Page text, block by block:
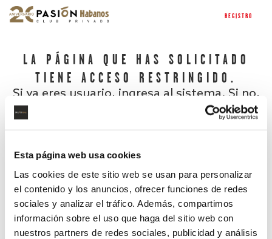
Esta página web usa cookies
Las cookies de este sitio web se usan para personalizar
el contenido y los anuncios, ofrecer funciones de redes
sociales y analizar el tráfico. Además, compartimos
información sobre el uso que haga del sitio web con
nuestros partners de redes sociales, publicidad y análisis
REGISTRO
LA PÁGINA QUE HAS SOLICITADO
TIENE ACCESO RESTRINGIDO.
Si ya eres usuario, ingresa al sistema. Si no,
¿Has olvidado tu contraseña?